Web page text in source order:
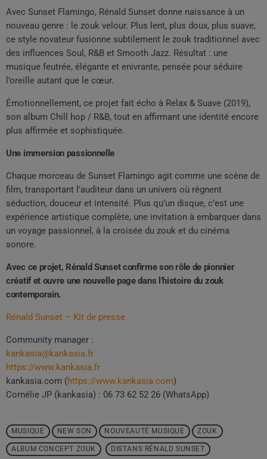
Avec Sunset Flamingo, Rénald Sunset donne naissance à un
nouveau genre : le zouk velour. Plus lent, plus doux, plus suave,
ce style novateur fusionne subtilement le zouk traditionnel avec
des influences Soul, R&B et Smooth Jazz. Résultat : une
musique feutrée, élégante et enivrante, pensée pour séduire
l’oreille autant que le cœur.
Émotionnellement, ce projet fait écho à Relax & Suave (2019),
son album Chill hop / R&B, tout en affirmant une identité encore
plus affirmée et sophistiquée.
Une immersion passionnelle
Chaque morceau de Sunset Flamingo agit comme une scène de
film, transportant l’auditeur dans un univers où règnent
séduction, douceur et intensité. Plus qu’un disque, c’est une
expérience artistique complète, une invitation à embarquer dans
un voyage passionnel, à la croisée du zouk et du cinéma
sonore.
Avec ce projet, Rénald Sunset confirme son rôle de pionnier
créatif et ouvre une nouvelle page dans l’histoire du zouk
contemporain.
Rénald Sunset – Kit de presse
Community manager :
kankasia@kankasia.fr
https://www.kankasia.fr
kankasia.com (https://www.kankasia.com)
Cornélie JP (kankasia) : 06 73 62 52 26 (WhatsApp)
MUSIQUE NEW SON NOUVEAUTÉ MUSIQUE ZOUK
ALBUM CONCEPT ZOUK DISTANS RÉNALD SUNSET